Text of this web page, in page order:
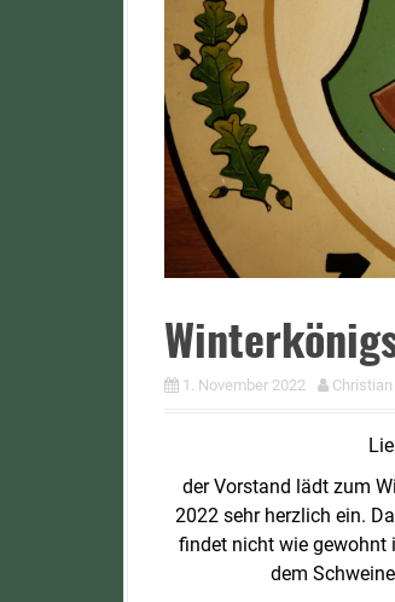
1. November 2022
der Vorstand lädt zum
2022 sehr herzlich ein.
findet nicht wie gewohnt
dem